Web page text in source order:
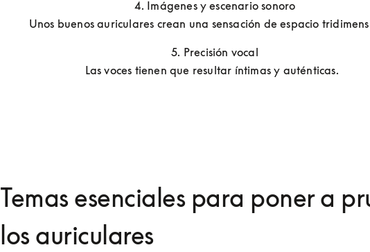
4. Imágenes y escenario sonoro
Unos buenos auriculares crean una sensación de espacio
5. Precisión vocal
Las voces tienen que resultar íntimas y auténticas.
Temas esenciales para poner a
los auriculares